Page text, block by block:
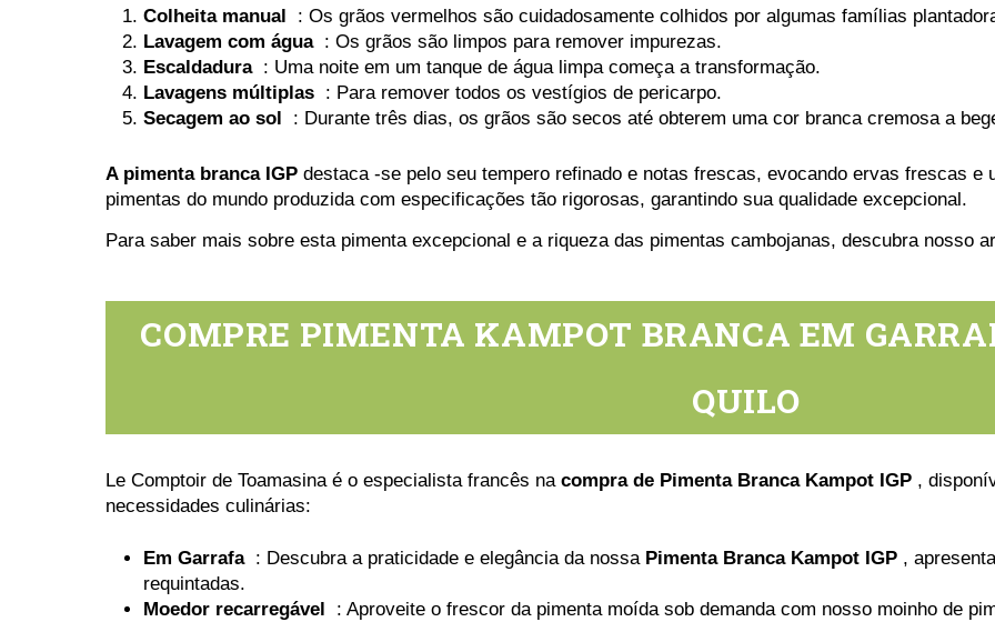
Colheita manual
: Os grãos vermelhos são cuidadosamente colhidos por algumas famílias
Lavagem com água : Os grãos são limpos para remover impurezas.
Escaldadura : Uma noite em um tanque de água limpa começa a transformação.
Lavagens múltiplas : Para remover todos os vestígios de pericarpo.
Secagem ao sol
: Durante três dias, os grãos são secos até obterem uma cor branca cremosa a
A pimenta branca IGPdestaca -se pelo seu tempero refinado e notas frescas, evocando ervas frescas e
pimentas do mundo produzida com especificações tão rigorosas, garantindo sua qualidade excepcional.
Para saber mais sobre esta pimenta excepcional e a riqueza das pimentas cambojanas, descubra nosso
COMPRE PIMENTA KAMPOT BRANCA EM
QUILO
Le Comptoir de Toamasina é o especialista francês na compra de Pimenta Branca Kampot IGP,
necessidades culinárias:
Em Garrafa : Descubra a praticidade e elegância da nossa Pimenta Branca Kampot IGP,
requintadas.
Moedor recarregável
: Aproveite o frescor da pimenta moída sob demanda com nosso moinho de